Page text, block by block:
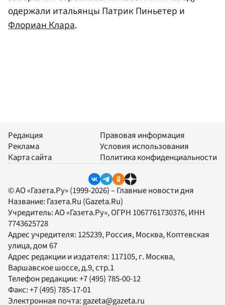
одержали итальянцы Патрик Пиньетер и
Флориан Клара.
Редакция
Реклама
Карта сайта
Правовая информация
Условия использования
Политика конфиденциальности
© АО «Газета.Ру» (1999-2026) – Главные новости дня
Название: Газета.Ru (Gazeta.Ru)
Учредитель:АО «Газета.Ру», ОГРН 1067761730376, ИНН
7743625728
Адрес учредителя: 125239, Россия, Москва, Коптевская
улица, дом 67
Адрес редакции и издателя: 117105, г. Москва,
Варшавское шоссе, д.9, стр.1
Телефон редакции:+7 (495) 785-00-12
Факс:+7 (495) 785-17-01
Электронная почта:gazeta@gazeta.ru